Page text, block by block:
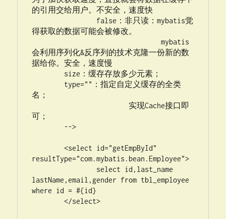
的引用交给用户。不安全，速度快
得获取的数据可能会被修改。
				mybatis
会利用序列化&反序列的技术克隆一份新的数
据给你。安全，速度慢
名；
可；
	<select id="getEmpById"
resultType="com.mybatis.bean.Employee">
lastName,email,gender from tbl_employee
where id = #{id}
	</select>